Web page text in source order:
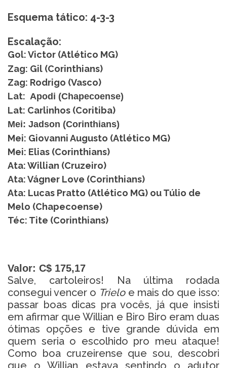
Esquema tático: 4-3-3
Escalação:
Gol: Victor (Atlético MG)
Zag: Gil (Corinthians)
Zag: Rodrigo (Vasco)
Lat: Apodi (Chapecoense)
Lat: Carlinhos (Coritiba)
Mei: Jadson (Corinthians)
Mei: Giovanni Augusto (Atlético MG)
Mei: Elias (Corinthians)
Ata: Willian (Cruzeiro)
Ata: Vágner Love (Corinthians)
Ata: Lucas Pratto (Atlético MG) ou Túlio de
Melo (Chapecoense)
Téc: Tite (Corinthians)
Valor: C$ 175,17
Salve, cartoleiros! Na última rodada
consegui vencer o Trieloe mais do que isso:
passar boas dicas pra vocês, já que insisti
em afirmar que Willian e Biro Biro eram duas
ótimas opções e tive grande dúvida em
quem seria o escolhido pro meu ataque!
Como boa cruzeirense que sou, descobri